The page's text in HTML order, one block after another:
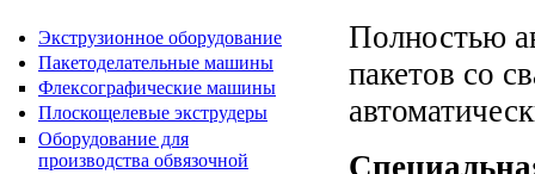
Пакетоделательная машина
Экструзионное оборудование
Пакетоделательные машины
Флексографические машины
Плоскощелевые экструдеры
Оборудование для
производства обвязочной
Полностью
пакетов со